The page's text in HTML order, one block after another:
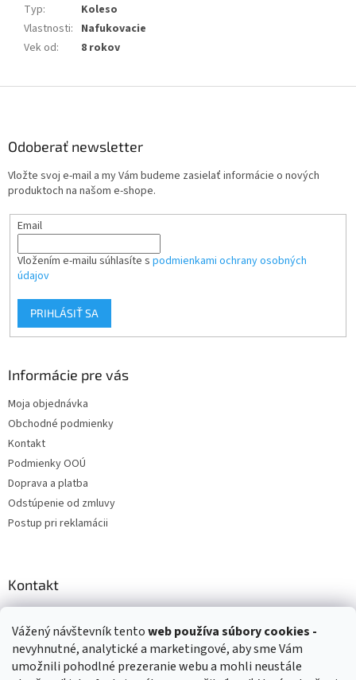
Vážený návštevník tentoweb používasúbory cookies -
nevyhnutné, analytické a marketingové, aby sme Vám
umožnili pohodlné prezeranie webu a mohli neustále
Typ:
Koleso
Vlastnosti: Nafukovacie
Vek od: 8 rokov
Odoberať newsletter
Vložte svoj e-mail a my Vám budeme zasielať informácie o nových
produktoch na našom e-shope.
Email
Vložením e-mailu súhlasíte s podmienkami ochrany osobných
údajov
PRIHLÁSIŤ SA
Informácie pre vás
Moja objednávka
Obchodné podmienky
Kontakt
Podmienky OOÚ
Doprava a platba
Odstúpenie od zmluvy
Postup pri reklamácii
Kontakt
+421 903 144 673